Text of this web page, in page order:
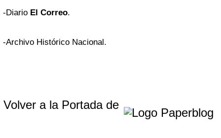
-Diario El Correo.
-Archivo Histórico Nacional.
Volver a la Portada de